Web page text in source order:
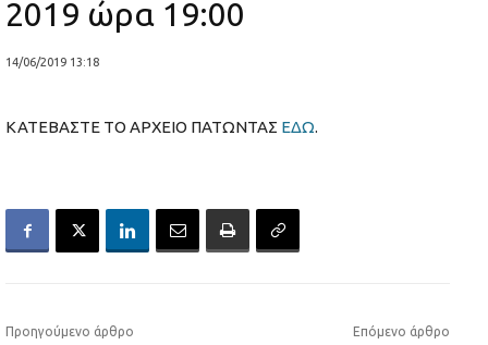
2019 ώρα 19:00
14/06/2019 13:18
ΚΑΤΕΒΑΣΤΕ ΤΟ ΑΡΧΕΙΟ ΠΑΤΩΝΤΑΣ ΕΔΩ.
Προηγούμενο άρθρο Επόμενο άρθρο